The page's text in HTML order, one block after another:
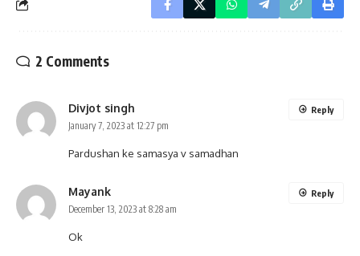
2 Comments
Divjot singh
January 7, 2023 at 12:27 pm
Pardushan ke samasya v samadhan
Reply
Mayank
December 13, 2023 at 8:28 am
Ok
Reply